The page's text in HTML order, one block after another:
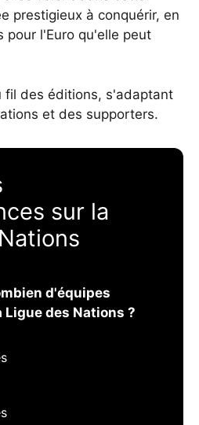
prestigieux à conquérir, en
pour l'Euro qu'elle peut
fil des éditions, s'adaptant
et des supporters.
sur la
d'équipes
des Nations ?